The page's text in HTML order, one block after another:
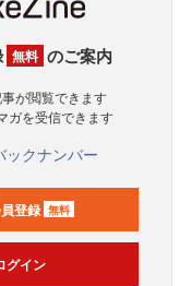
無料 のご案内
事が閲覧できます
ガを受信できます
ックナンバー
登録 無料
グイン